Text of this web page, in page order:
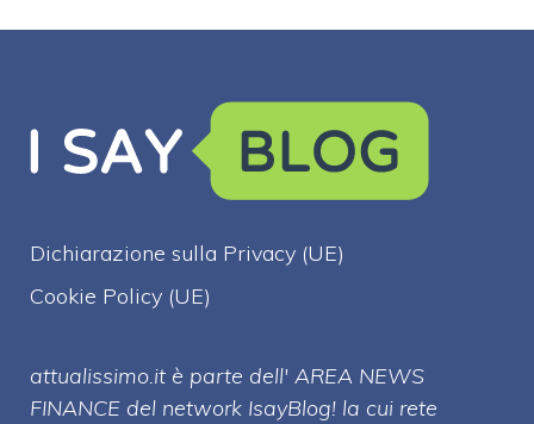
Dichiarazione sulla Privacy (UE)
Cookie Policy (UE)
attualissimo.it è parte dell' AREA NEWS
FINANCE del network IsayBlog! la cui rete